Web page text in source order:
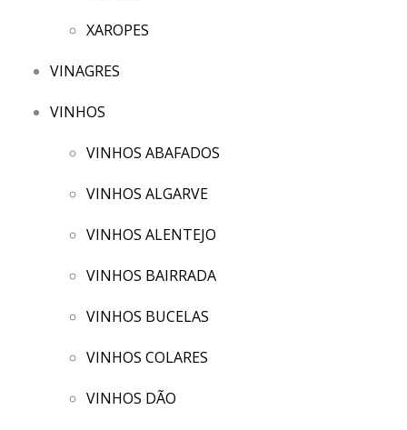
XAROPES
VINAGRES
VINHOS
VINHOS ABAFADOS
VINHOS ALGARVE
VINHOS ALENTEJO
VINHOS BAIRRADA
VINHOS BUCELAS
VINHOS COLARES
VINHOS DÃO